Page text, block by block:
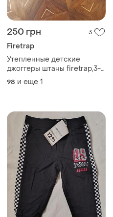
250 грн 3
Firetrap
Утепленные детские
джоггеры штаны firetrap,3-
4p(98-104cm)
98 и еще 1